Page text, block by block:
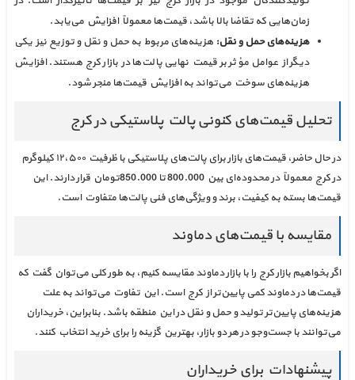
زمان‌هایی که تقاضا بالا باشد، قیمت‌ها معمولاً افزایش می‌یابد.
هزینه‌های حمل و نقل: هزینه‌های مربوط به حمل و نقل و توزیع نیز یکی
دیگر از عوامل مؤثر بر قیمت نهایی پالت‌ها در بازار کرج هستند. افزایش
هزینه‌های سوخت می‌تواند به افزایش قیمت‌ها منجر شود.
تحلیل قیمت‌های کنونی پالت پلاستیکی در کرج
در حال حاضر، قیمت‌های بازار برای پالت‌های پلاستیکی با ظرفیت ۱۲،۵۰۰ کیلوگرم
در کرج معمولاً در محدوده‌ای بین 800.000 تا 850.000تومان قرار دارند. این
قیمت‌ها بسته به کیفیت، برند و ویژگی‌های فنی پالت‌ها متفاوت است.
مقایسه با قیمت‌های دماوند
اگر بخواهیم بازار کرج را با بازار دماوند مقایسه کنیم، به طور کلی می‌توان گفت که
قیمت‌ها در دماوند کمی پایین‌تر از کرج است. این تفاوت می‌تواند به علت
هزینه‌های پایین‌تر تولید و حمل و نقل در این منطقه باشد. بنابراین، خریداران
می‌توانند با جست‌وجو در هر دو بازار، بهترین گزینه را برای خرید انتخاب کنند.
پیشنهادات برای خریداران